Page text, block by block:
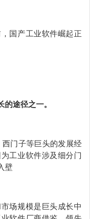
国产工业软件崛起正
途径之一。
门子等巨头的发展经
工业软件涉及细分门
壁
场规模是巨头成长中